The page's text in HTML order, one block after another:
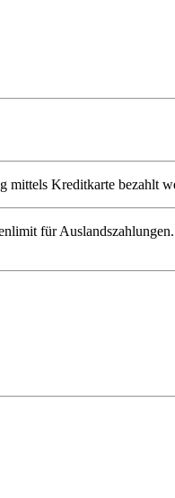
mittels Kreditkarte bezahlt
für